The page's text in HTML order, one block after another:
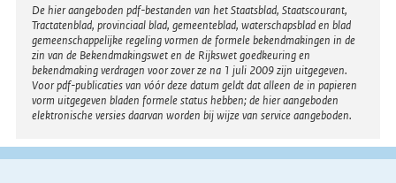
Disclaimer
De hier aangeboden pdf-bestanden van het Staatsblad, Staatscourant,
Tractatenblad, provinciaal blad, gemeenteblad, waterschapsblad en blad
gemeenschappelijke regeling vormen de formele bekendmakingen in de
zin van de Bekendmakingswet en de Rijkswet goedkeuring en
bekendmaking verdragen voor zover ze na 1 juli 2009 zijn uitgegeven.
Voor pdf-publicaties van vóór deze datum geldt dat alleen de in papieren
vorm uitgegeven bladen formele status hebben; de hier aangeboden
elektronische versies daarvan worden bij wijze van service aangeboden.